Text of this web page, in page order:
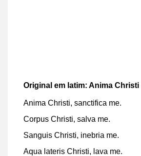
Original em latim: Anima Christi
Anima Christi, sanctifica me.
Corpus Christi, salva me.
Sanguis Christi, inebria me.
Aqua lateris Christi, lava me.